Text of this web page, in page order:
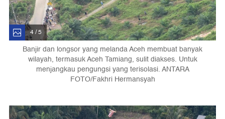
4 / 5
Banjir dan longsor yang melanda Aceh membuat banyak
wilayah, termasuk Aceh Tamiang, sulit diakses. Untuk
menjangkau pengungsi yang terisolasi. ANTARA
FOTO/Fakhri Hermansyah